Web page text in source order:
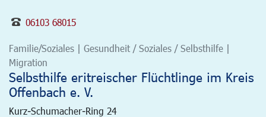
06103 68015
Familie/Soziales | Gesundheit / Soziales / Selbsthilfe |
Migration
Selbsthilfe eritreischer Flüchtlinge im Kreis
Offenbach e. V.
Kurz-Schumacher-Ring 24